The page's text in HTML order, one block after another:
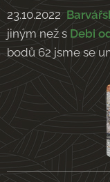
23.10.2022
jiným než s Debi
bodů 62 jsme se